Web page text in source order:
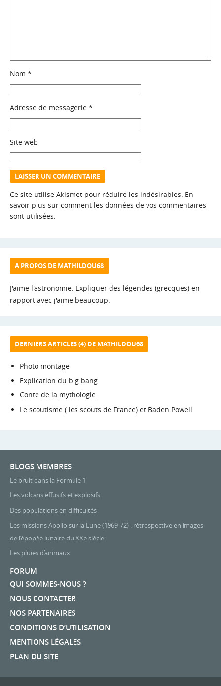
Nom *
Adresse de messagerie *
Site web
Ce site utilise Akismet pour réduire les indésirables. En
savoir plus sur comment les données de vos commentaires
sont utilisées
A PROPOS DE MATHILDOU68
J'aime l'astronomie. Expliquer des légendes (grecques) en
rapport avec j'aime beaucoup.
DERNIERS ARTICLES (4) DE MATHILDOU68
Photo montage
Explication du big bang
Conte de la mythologie
Le scoutisme ( les scouts de France) et Baden Powell
BLOGS MEMBRES
Le bruit dans la Formule 1
Les volcans effusifs et explosifs
Des populations en difficultés
Les missions Apollo sur la Lune (1969-72) : rétrospective en images
de l’épopée lunaire du XXe siècle
Les pluies d’animaux
FORUM
QUI SOMMES-NOUS ?
NOUS CONTACTER
NOS PARTENAIRES
CONDITIONS D’UTILISATION
MENTIONS LÉGALES
PLAN DU SITE